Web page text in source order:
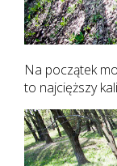
Na początek
to najcięższy